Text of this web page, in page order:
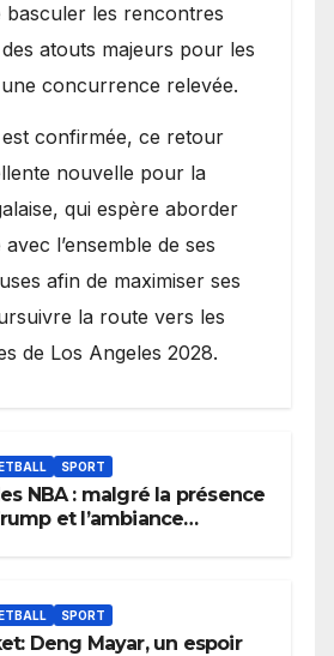
basculer les rencontres
atouts majeurs pour les
concurrence relevée.
confirmée, ce retour
nouvelle pour la
qui espère aborder
l’ensemble de ses
afin de maximiser ses
la route vers les
de Los Angeles 2028.
SPORT
NBA : malgré la présence
et l’ambiance
SPORT
Deng Mayar, un espoir